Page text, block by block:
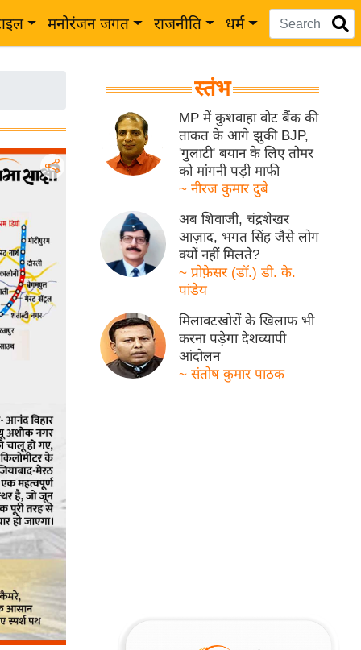
मनोरंजन जगत राजनीति धर्म
स्तंभ
MP में कुशवाहा वोट बैंक की
ताकत के आगे झुकी BJP,
'गुलाटी' बयान के लिए तोमर
को मांगनी पड़ी माफी
~ नीरज कुमार दुबे
अब शिवाजी, चंद्रशेखर
आज़ाद, भगत सिंह जैसे लोग
क्यों नहीं मिलते?
~ प्रोफ़ेसर (डॉ.) डी. के.
पांडेय
मिलावटखोरों के खिलाफ भी
करना पड़ेगा देशव्यापी
आंदोलन
~ संतोष कुमार पाठक